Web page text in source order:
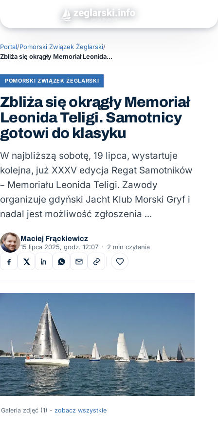
Portal/Pomorski Związek Żeglarski/
Zbliża się okrągły Memoriał Leonida Teligi. Samotnicy gotowi do klasyku
POMORSKI ZWIĄZEK ŻEGLARSKI
Zbliża się okrągły Memoriał
Leonida Teligi. Samotnicy
gotowi do klasyku
W najbliższą sobotę, 19 lipca, wystartuje
kolejna, już XXXV edycja Regat Samotników
– Memoriału Leonida Teligi. Zawody
organizuje gdyński Jacht Klub Morski Gryf i
nadal jest możliwość zgłoszenia …
Maciej Frąckiewicz
15 lipca 2025, godz. 12:07 · 2 min czytania
Do ulubionych
Galeria zdjęć (1) - zobacz wszystkie